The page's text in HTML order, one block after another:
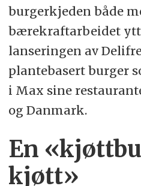
burgerkjeden både
bærekraftarbeidet
lanseringen av
plantebasert burger
i Max sine
og Danmark.
En
kjøtt»